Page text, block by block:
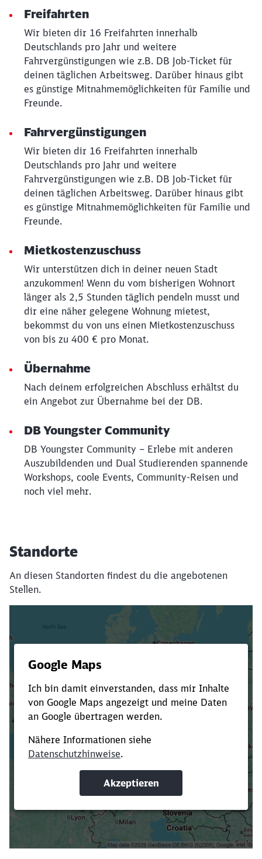
Freifahrten
Wir bieten dir 16 Freifahrten innerhalb
Deutschlands pro Jahr und weitere
Fahrvergünstigungen wie z.B. DB Job-Ticket für
deinen täglichen Arbeitsweg. Darüber hinaus gibt
es günstige Mitnahmemöglichkeiten für Familie und
Freunde.
Fahrvergünstigungen
Wir bieten dir 16 Freifahrten innerhalb
Deutschlands pro Jahr und weitere
Fahrvergünstigungen wie z.B. DB Job-Ticket für
deinen täglichen Arbeitsweg. Darüber hinaus gibt
es günstige Mitnahmemöglichkeiten für Familie und
Freunde.
Mietkostenzuschuss
Wir unterstützen dich in deiner neuen Stadt
anzukommen! Wenn du vom bisherigen Wohnort
länger als 2,5 Stunden täglich pendeln musst und
dir eine näher gelegene Wohnung mietest,
bekommst du von uns einen Mietkostenzuschuss
von bis zu 400 € pro Monat.
Übernahme
Nach deinem erfolgreichen Abschluss erhältst du
ein Angebot zur Übernahme bei der DB.
DB Youngster Community
DB Youngster Community – Erlebe mit anderen
Auszubildenden und Dual Studierenden spannende
Workshops, coole Events, Community-Reisen und
noch viel mehr.
Standorte
An diesen Standorten findest du die angebotenen
Stellen.
Verkürze die Ladezeit, indem du Suchbegriffe
oder Filter hinzufügst.
Suchbegriffe eingeben
Filter setzen
Möchten Sie zuweitergeleitet
werden?